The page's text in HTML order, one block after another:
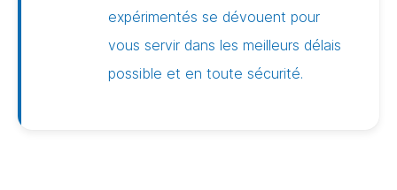
expérimentés se dévouent pour
vous servir dans les meilleurs délais
possible et en toute sécurité.